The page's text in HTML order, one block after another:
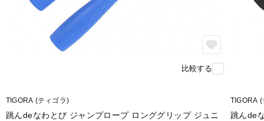
比較する
TIGORA (ティゴラ)
跳んdeなわとび ジャンプロープ ロンググリップ ジュニ
TIGORA
跳んde